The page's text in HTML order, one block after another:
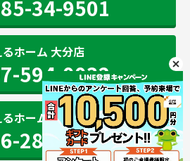
34-9501
るホーム 大分店
594-0032
るホーム 熊本店
283-2207